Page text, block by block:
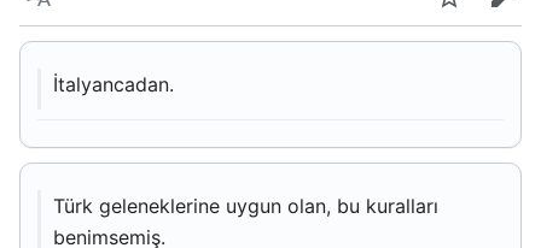
Dil İzle
İtalyancadan.
Türk geleneklerine uygun olan, bu kuralları
benimsemiş.